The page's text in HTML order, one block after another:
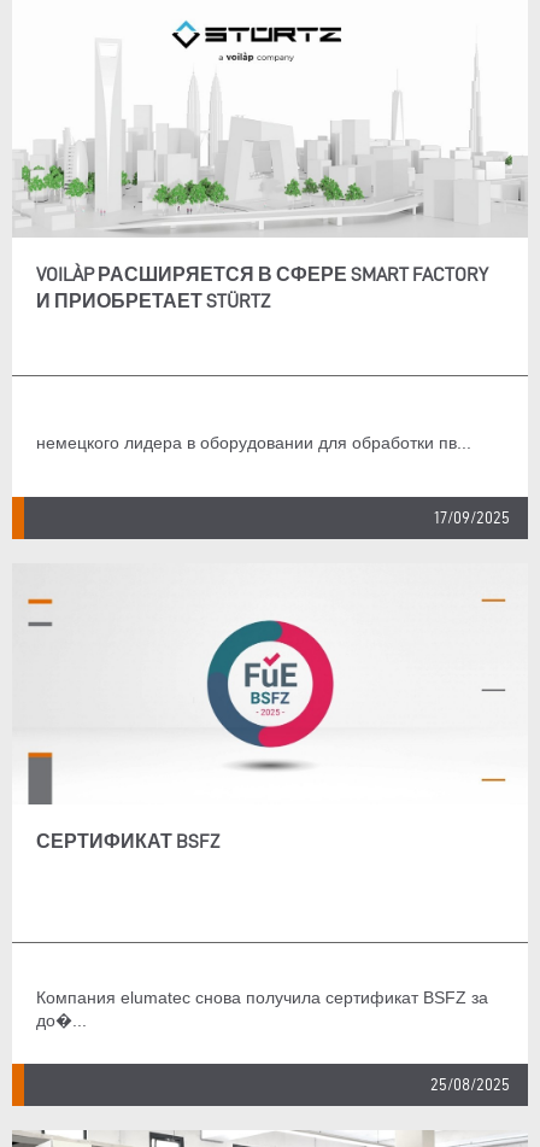
VOILÀP РАСШИРЯЕТСЯ В СФЕРЕ SMART FACTORY
И ПРИОБРЕТАЕТ STÜRTZ
немецкого лидера в оборудовании для обработки пв...
17/09/2025
СЕРТИФИКАТ BSFZ
Компания elumatec снова получила сертификат BSFZ за
до�...
25/08/2025